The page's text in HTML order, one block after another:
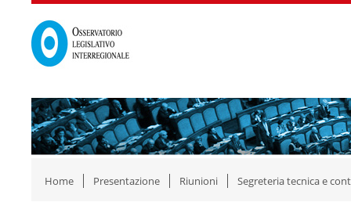
Home Presentazione Riunioni Segreteria tecnica e